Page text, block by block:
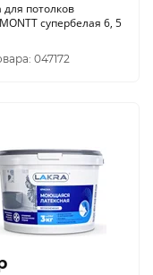
для потолков
супербелая 6, 5
047172